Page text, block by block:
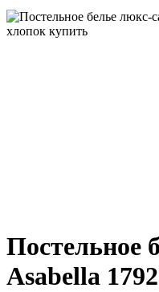
Постельное
Asabella 1792